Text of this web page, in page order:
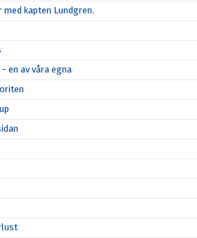
kapten Lundgren.
en av våra egna